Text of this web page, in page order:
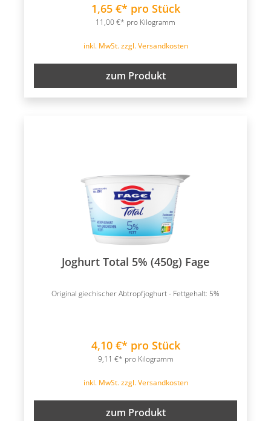
1,65 €* pro Stück
11,00 €* pro Kilogramm
inkl. MwSt. zzgl. Versandkosten
zum Produkt
Joghurt Total 5% (450g) Fage
Original giechischer Abtropfjoghurt - Fettgehalt: 5%
4,10 €* pro Stück
9,11 €* pro Kilogramm
inkl. MwSt. zzgl. Versandkosten
zum Produkt